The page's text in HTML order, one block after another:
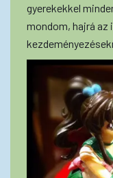
gyerekekkel
mondom, hajrá az